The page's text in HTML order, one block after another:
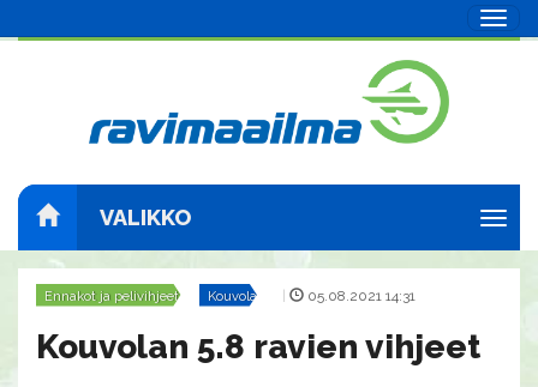
VALIKKO
Ennakot ja pelivihjeet Kouvola 05.08.2021 14:31
Kouvolan 5.8 ravien vihjeet